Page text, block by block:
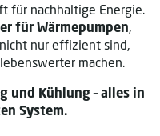
für nachhaltige Energie.
für Wärmepumpen
nur effizient sind,
machen.
und Kühlung – alles in
System.